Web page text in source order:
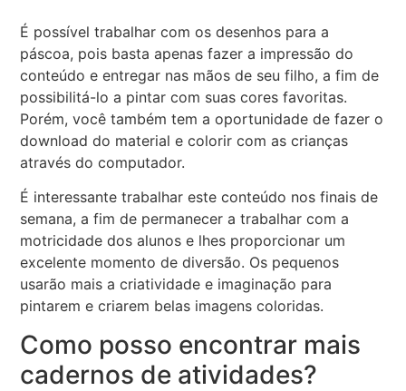
É possível trabalhar com os desenhos para a
páscoa, pois basta apenas fazer a impressão do
conteúdo e entregar nas mãos de seu filho, a fim de
possibilitá-lo a pintar com suas cores favoritas.
Porém, você também tem a oportunidade de fazer o
download do material e colorir com as crianças
através do computador.
É interessante trabalhar este conteúdo nos finais de
semana, a fim de permanecer a trabalhar com a
motricidade dos alunos e lhes proporcionar um
excelente momento de diversão. Os pequenos
usarão mais a criatividade e imaginação para
pintarem e criarem belas imagens coloridas.
Como posso encontrar mais
cadernos de atividades?